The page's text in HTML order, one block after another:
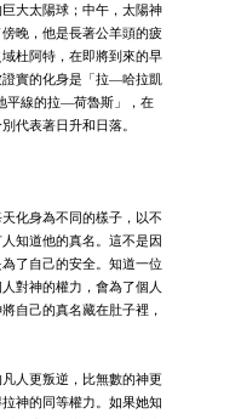
大太陽球；中午，太陽神
晚，他是長著公羊頭的疲
杜阿特，在即將到來的早
實的化身是「拉—哈拉凱
平線的拉—荷魯斯」，在
代表著日升和日落。
化身為不同的樣子，以不
知道他的真名。這不是因
了自己的安全。知道一位
對神的權力，會為了個人
自己的真名藏在肚子裡，
人更叛逆，比無數的神更
神的同等權力。如果她知